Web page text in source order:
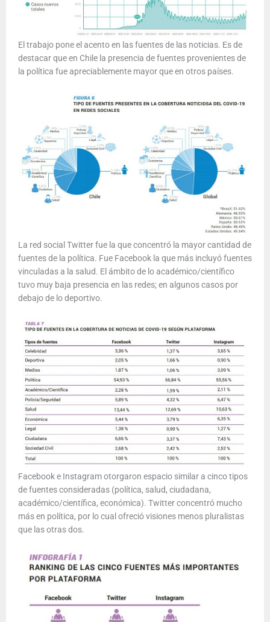
El trabajo pone el acento en las fuentes de las noticias. Es de
destacar que en Chile la presencia de fuentes provenientes de
la política fue apreciablemente mayor que en otros países.
La red social Twitter fue la que concentró la mayor cantidad de
fuentes de la política. Fue Facebook la que más incluyó fuentes
vinculadas a la salud. El ámbito de lo académico/científico
tuvo muy baja presencia en las redes; en algunos casos por
debajo de lo deportivo.
Facebook e Instagram otorgaron espacio similar a cinco tipos
de fuentes consideradas (política, salud, ciudadana,
académico/científica, económica). Twitter concentró mucho
más en política, por lo cual ofreció visiones menos pluralistas
que las otras dos.